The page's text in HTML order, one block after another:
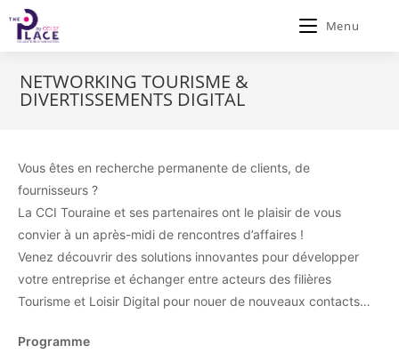
Menu
NETWORKING TOURISME &
DIVERTISSEMENTS DIGITAL
Vous êtes en recherche permanente de clients, de
fournisseurs ?
La CCI Touraine et ses partenaires ont le plaisir de vous
convier à un après-midi de rencontres d’affaires !
Venez découvrir des solutions innovantes pour développer
votre entreprise et échanger entre acteurs des filières
Tourisme et Loisir Digital pour nouer de nouveaux contacts…
Programme